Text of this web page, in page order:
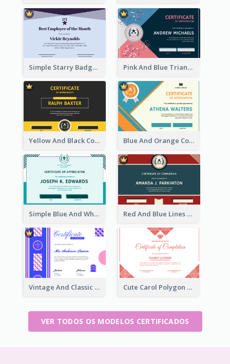
Simple Starry Badge Modern Certificate Design Pink And Blue Triangles Confetti Celebration Certificate
Yellow And Black Contrast Simple Certificate Blue And Orange Company Triangles With Badge Certificate
Simple Blue And White Rectangle Certificate Red And Blue Lines And Badge Completion Certificate
Vintage And Classic Vibrant Certificate Design Ideas Cute Carol Polygon Certificate Design Template
VER TODOS OS MODELOS CERTIFICADOS